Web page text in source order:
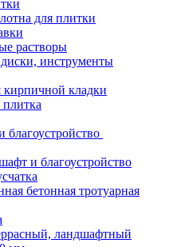
для плитки
растворы
инструменты
кирпичной кладки
и благоустройство
бетонная тротуарная
ландшафтный